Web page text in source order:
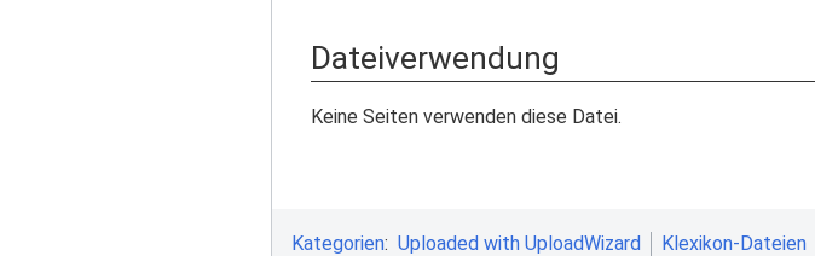
Dateiverwendung
Keine Seiten verwenden diese Datei.
Kategorien: Uploaded with UploadWizard Klexikon-Dateien